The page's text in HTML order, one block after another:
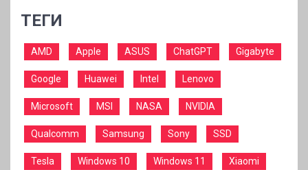
ТЕГИ
AMD Apple ASUS ChatGPT Gigabyte
Google Huawei Intel Lenovo
Microsoft MSI NASA NVIDIA
Qualcomm Samsung Sony SSD
Tesla Windows 10 Windows 11 Xiaomi